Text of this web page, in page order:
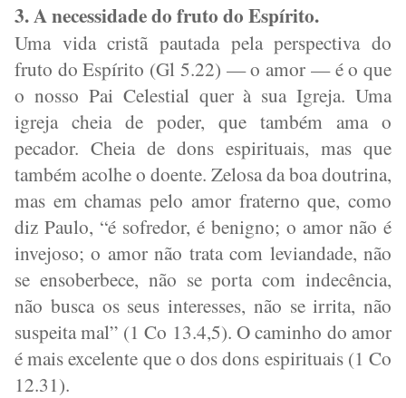
3. A necessidade do fruto do Espírito.
Uma vida cristã pautada pela perspectiva do
fruto do Espírito (Gl 5.22) — o amor — é o que
o nosso Pai Celestial quer à sua Igreja. Uma
igreja cheia de poder, que também ama o
pecador. Cheia de dons espirituais, mas que
também acolhe o doente. Zelosa da boa doutrina,
mas em chamas pelo amor fraterno que, como
diz Paulo, “é sofredor, é benigno; o amor não é
invejoso; o amor não trata com leviandade, não
se ensoberbece, não se porta com indecência,
não busca os seus interesses, não se irrita, não
suspeita mal” (1 Co 13.4,5). O caminho do amor
é mais excelente que o dos dons espirituais (1 Co
12.31).